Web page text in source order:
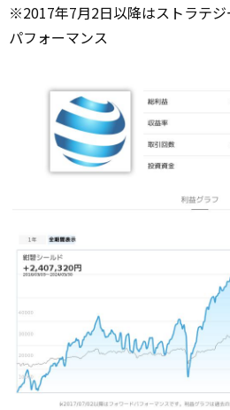
※2017年7月2日以降はストラテ
パフォーマンス